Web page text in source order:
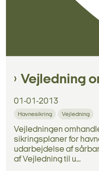
Vejledning
01-01-2013
Havnesikring Vejledning
Vejledningen
sikringsplaner for
udarbejdelse af
af Vejledning til u...